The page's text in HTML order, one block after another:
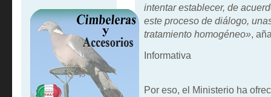
intentar establecer, de
este proceso de diálogo,
tratamiento homogéneo»,
Informativa
Por eso, el Ministerio ha